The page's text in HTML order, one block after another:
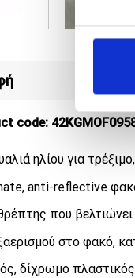
code:
ηλίου για
anti-reflective
που βελτιώνει
στο φακό,
δίχρωμο